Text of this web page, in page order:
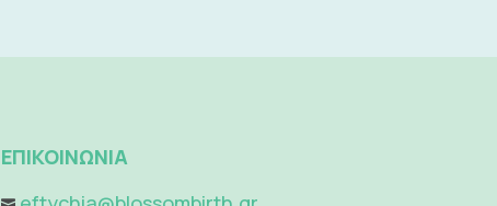
ΕΠΙΚΟΙΝΩΝΙΑ